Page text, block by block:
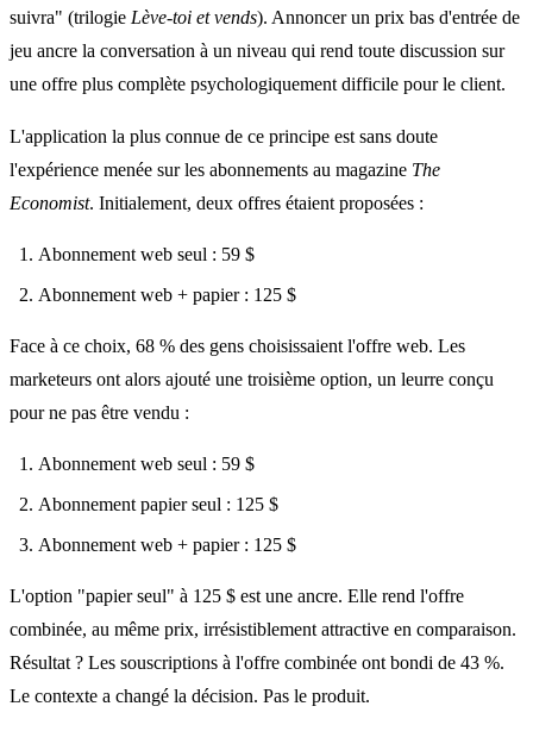
suivra" (trilogie Lève-toi et vends). Annoncer un prix bas d'entrée de
jeu ancre la conversation à un niveau qui rend toute discussion sur
une offre plus complète psychologiquement difficile pour le client.
L'application la plus connue de ce principe est sans doute
l'expérience menée sur les abonnements au magazine The
Economist. Initialement, deux offres étaient proposées :
Abonnement web seul : 59 $
Abonnement web + papier : 125 $
Face à ce choix, 68 % des gens choisissaient l'offre web. Les
marketeurs ont alors ajouté une troisième option, un leurre conçu
pour ne pas être vendu :
Abonnement web seul : 59 $
Abonnement papier seul : 125 $
Abonnement web + papier : 125 $
L'option "papier seul" à 125 $ est une ancre. Elle rend l'offre
combinée, au même prix, irrésistiblement attractive en comparaison.
Résultat ? Les souscriptions à l'offre combinée ont bondi de 43 %.
Le contexte a changé la décision. Pas le produit.